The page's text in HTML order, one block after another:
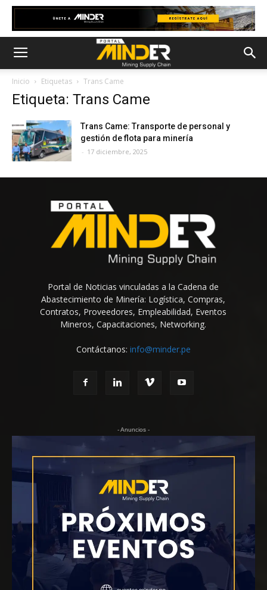
Inicio Etiquetas Trans Came
Etiqueta: Trans Came
Trans Came: Transporte de personal y
gestión de flota para minería
- 17 diciembre, 2025
Portal de Noticias vinculadas a la Cadena de
Abastecimiento de Minería: Logística, Compras,
Contratos, Proveedores, Empleabilidad, Eventos
Mineros, Capacitaciones, Networking.
Contáctanos: info@minder.pe
- Anuncios -